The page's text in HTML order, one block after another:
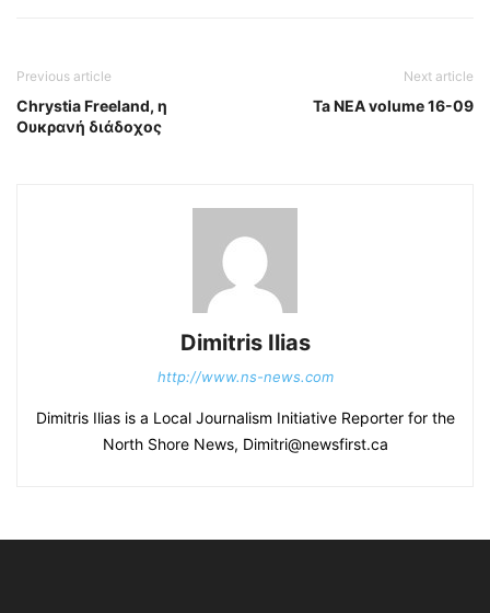
Previous article
Chrystia Freeland, η
Ουκρανή διάδοχος
Next article
Ta NEA volume 16-09
Dimitris Ilias
http://www.ns-news.com
Dimitris Ilias is a Local Journalism Initiative Reporter for the
North Shore News, Dimitri@newsfirst.ca